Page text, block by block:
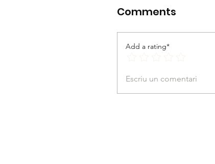
Comments
Add a rating*
Escriu un comentari